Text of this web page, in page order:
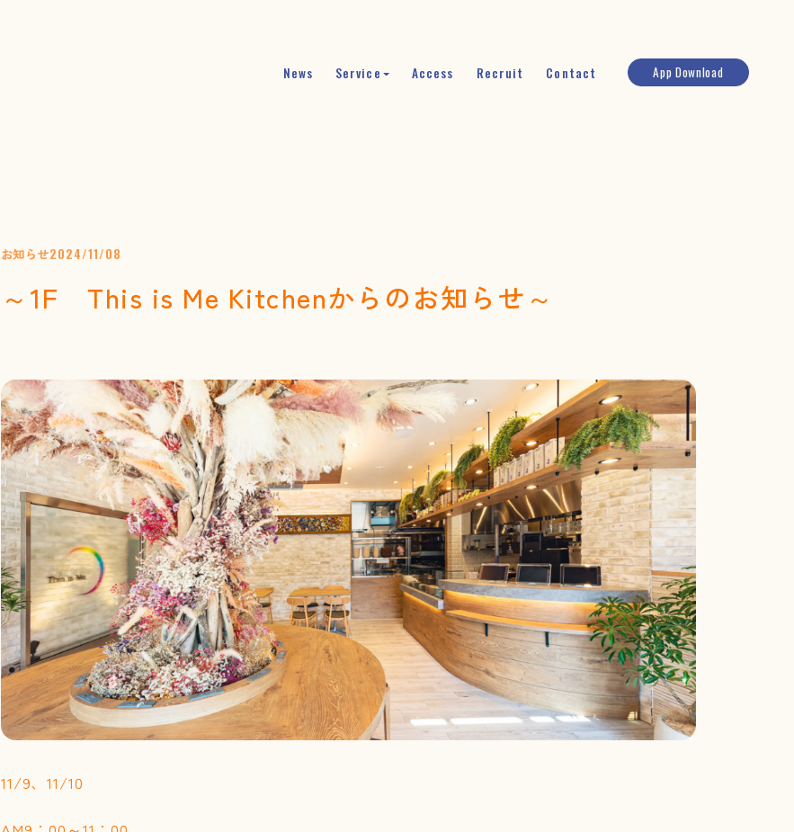
News Service Access Recruit Contact App Download
お知らせ2024/11/08
～1F This is Me Kitchenからのお知らせ～
11/9、11/10